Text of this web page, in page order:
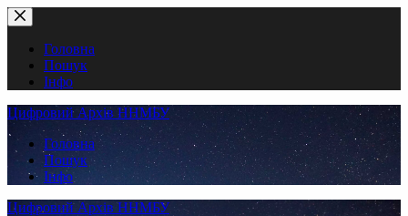
Перейти
до
вмістуГоловна
Пошук
Інфо
Цифровий Архів ННМБУ
Головна
Пошук
Інфо
Цифровий Архів ННМБУ